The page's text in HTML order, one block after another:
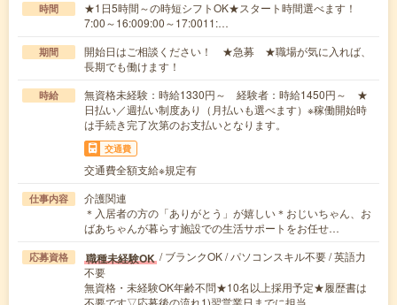
時間
★1日5時間～の時短シフトOK★スタート時間選べます！
7:00～16:009:00～17:0011:…
期間
開始日はご相談ください！ ★急募 ★職場が気に入れば、
長期でも働けます！
時給
無資格未経験：時給1330円～ 経験者：時給1450円～ ★
日払い／週払い制度あり（月払いも選べます）※稼働開始時
は手続き完了次第のお支払いとなります。
交通費
交通費全額支給※規定有
仕事内容
介護関連
＊入居者の方の「ありがとう」が嬉しい＊おじいちゃん、お
ばあちゃんが暮らす施設での生活サポートをお任せ…
応募資格 職種未経験OK / ブランクOK / パソコンスキル不要 / 英語力
不要
無資格・未経験OK年齢不問★10名以上採用予定★履歴書は
不要です▽応募後の流れ1)翌営業日までに担当…